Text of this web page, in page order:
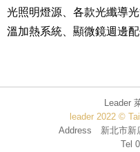
光照明燈源、各款光纖導
溫加熱系統、顯微鏡週邊
Leader
leader 2022 ©
Address 新北市新
Tel